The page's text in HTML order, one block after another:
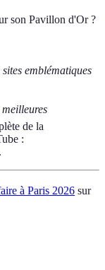
son Pavillon d'Or ?
emblématiques
de la
:
à Paris 2026 sur